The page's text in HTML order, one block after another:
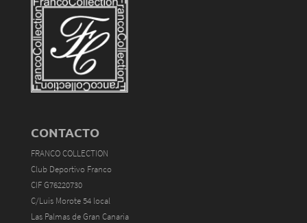
CONTACTO
FRANCO COLLECTION
Club Deportivo Franco
CIF G76220730
C/Luis Morote 54 local
Las Palmas de Gran Canaria